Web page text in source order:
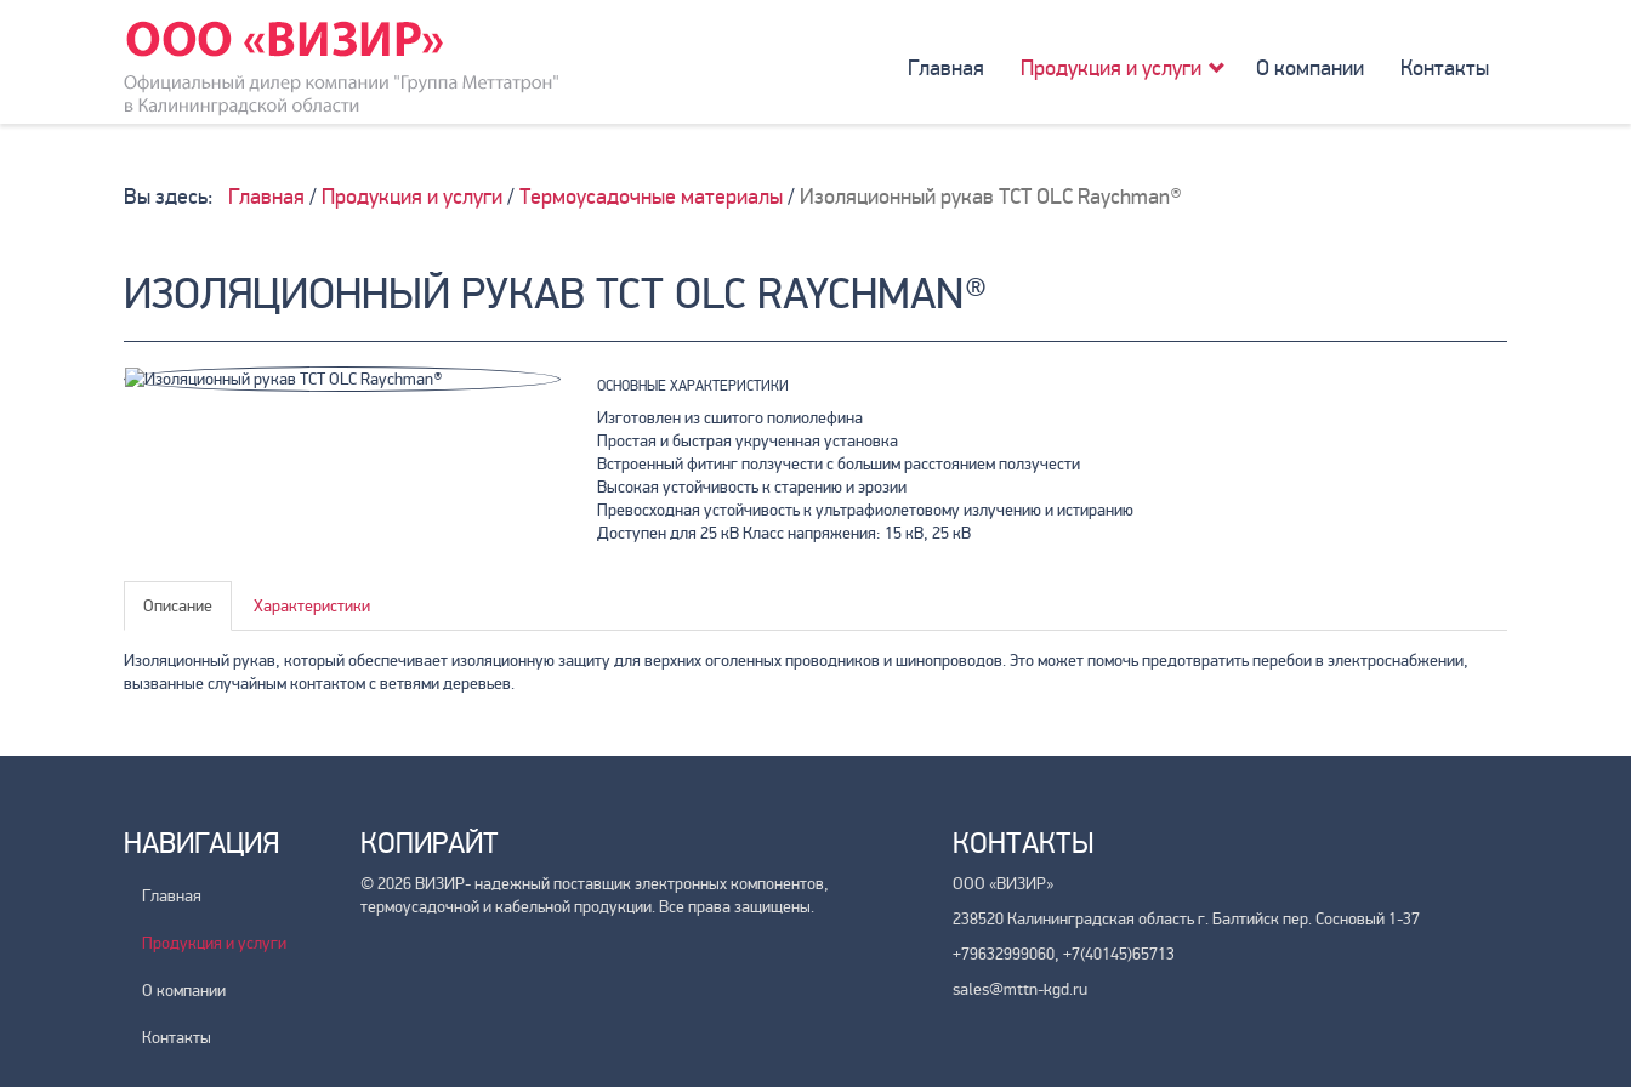
Главная Продукция и услуги О компании Контакты
Вы здесь: Главная / Продукция и услуги/Термоусадочные материалы/ Изоляционный рукав TCT OLC Raychman®
ИЗОЛЯЦИОННЫЙ РУКАВ TCT OLC RAYCHMAN®
ОСНОВНЫЕ ХАРАКТЕРИСТИКИ
Изготовлен из сшитого полиолефина
Простая и быстрая укрученная установка
Встроенный фитинг ползучести с большим расстоянием ползучести
Высокая устойчивость к старению и эрозии
Превосходная устойчивость к ультрафиолетовому излучению и истиранию
Доступен для 25 кВ Класс напряжения: 15 кВ, 25 кВ
Описание Характеристики
Изоляционный рукав, который обеспечивает изоляционную защиту для верхних оголенных проводников и шинопроводов. Это может помочь предотвратить перебои в электроснабжении,
вызванные случайным контактом с ветвями деревьев.
НАВИГАЦИЯ
Главная
Продукция и услуги
О компании
Контакты
КОПИРАЙТ
© 2026 ВИЗИР- надежный поставщик электронных компонентов,
термоусадочной и кабельной продукции. Все права защищены.
КОНТАКТЫ
ООО «ВИЗИР»
238520 Калининградская область г. Балтийск пер. Сосновый 1-37
+79632999060, +7(40145)65713
sales@mttn-kgd.ru